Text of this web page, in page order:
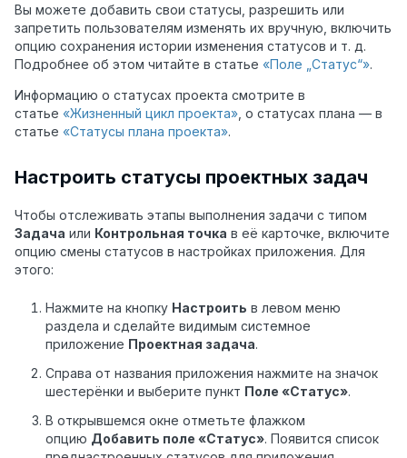
Вы можете добавить свои статусы, разрешить или
запретить пользователям изменять их вручную, включить
опцию сохранения истории изменения статусов и т. д.
Подробнее об этом читайте в статье «Поле „Статус“».
Информацию о статусах проекта смотрите в
статье «Жизненный цикл проекта» , о статусах плана — в
статье «Статусы плана проекта».
Настроить статусы проектных задач
Чтобы отслеживать этапы выполнения задачи с типом
Задача или Контрольная точка в её карточке, включите
опцию смены статусов в настройках приложения. Для
этого:
Нажмите на кнопку Настроить в левом меню
раздела и сделайте видимым системное
приложение Проектная задача.
Справа от названия приложения нажмите на значок
шестерёнки и выберите пункт Поле «Статус».
В открывшемся окне отметьте флажком
опцию Добавить поле «Статус». Появится список